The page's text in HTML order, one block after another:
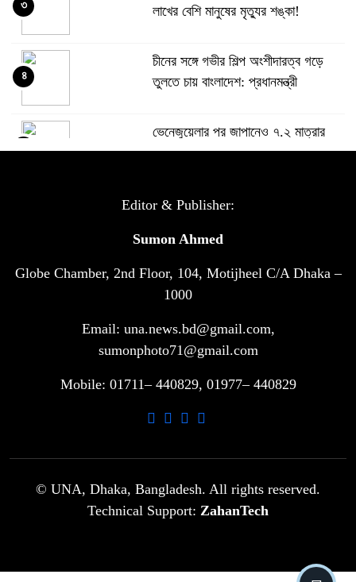
লাখের বেশি মানুষের মৃত্যুর শঙ্কা!
৩
চীনের সঙ্গে গভীর শিল্প অংশীদারত্ব গড়ে
তুলতে চায় বাংলাদেশ: প্রধানমন্ত্রী
৪
ভেনেজুয়েলার পর জাপানেও ৭.২ মাত্রার
শক্তিশালী ভূমিকম্প
টানা ৩ ম্যাচে গোল ভিনির, ইতিহাস বলছে
সরকারি ৩শ কেজি বই বিক্রির অভিযোগ
মাদ্রাসা সুপারের বিরুদ্ধে
গাড়ি বিক্রির পর মালিকানা পরিবর্তনে কঠোর
আ.লীগ ও বিএনপির বিরুদ্ধে সমানভাবে
ঢাবিতে মাথায় কাঁঠাল পড়ে মালির মৃত্যু
Editor & Publisher:
Sumon Ahmed
Globe Chamber, 2nd Floor, 104, Motijheel C/A Dhaka –
1000
Email: una.news.bd@gmail.com,
sumonphoto71@gmail.com
Mobile: 01711– 440829, 01977– 440829
© UNA, Dhaka, Bangladesh. All rights reserved.
Technical Support: ZahanTech